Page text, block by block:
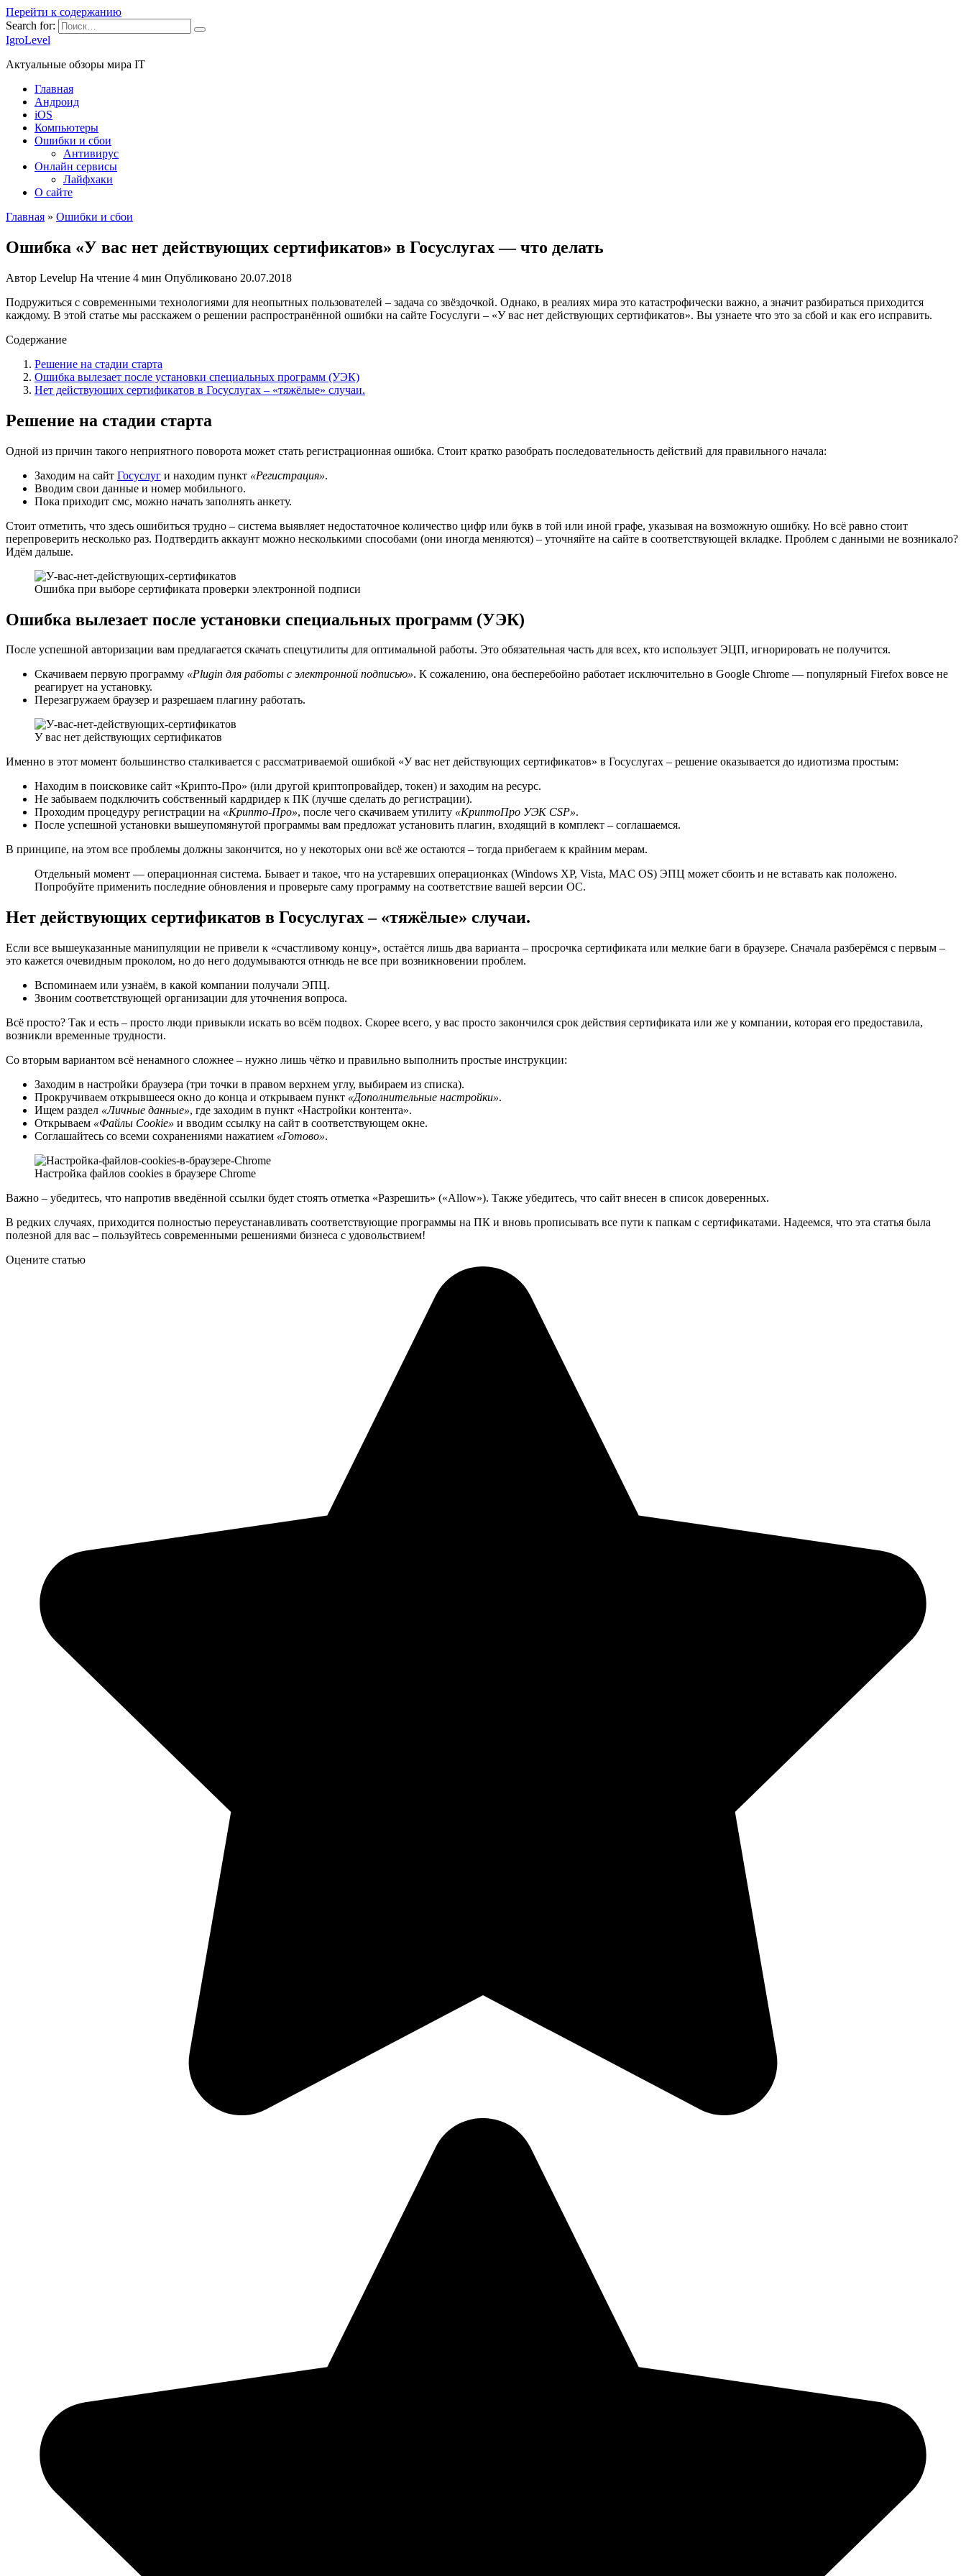
Перейти к содержанию
Search for:
IgroLevel
Актуальные обзоры мира IT
Главная
Андроид
iOS
Компьютеры
Ошибки и сбои
Антивирус
Онлайн сервисы
Лайфхаки
О сайте
Главная » Ошибки и сбои
Ошибка «У вас нет действующих сертификатов» в Госуслугах — что делать
Автор Levelup На чтение 4 мин Опубликовано 20.07.2018
Подружиться с современными технологиями для неопытных пользователей – задача со звёздочкой. Однако, в реалиях мира это катастрофически важно, а значит разбираться приходится
каждому. В этой статье мы расскажем о решении распространённой ошибки на сайте Госуслуги – «У вас нет действующих сертификатов». Вы узнаете что это за сбой и как его исправить.
Содержание
Решение на стадии старта
Ошибка вылезает после установки специальных программ (УЭК)
Нет действующих сертификатов в Госуслугах – «тяжёлые» случаи.
Решение на стадии старта
Одной из причин такого неприятного поворота может стать регистрационная ошибка. Стоит кратко разобрать последовательность действий для правильного начала:
Заходим на сайт Госуслуг и находим пункт «Регистрация».
Вводим свои данные и номер мобильного.
Пока приходит смс, можно начать заполнять анкету.
Стоит отметить, что здесь ошибиться трудно – система выявляет недостаточное количество цифр или букв в той или иной графе, указывая на возможную ошибку. Но всё равно стоит
перепроверить несколько раз. Подтвердить аккаунт можно несколькими способами (они иногда меняются) – уточняйте на сайте в соответствующей вкладке. Проблем с данными не возникало?
Идём дальше.
Ошибка при выборе сертификата проверки электронной подписи
Ошибка вылезает после установки специальных программ (УЭК)
После успешной авторизации вам предлагается скачать спецутилиты для оптимальной работы. Это обязательная часть для всех, кто использует ЭЦП, игнорировать не получится.
Скачиваем первую программу «Plugin для работы с электронной подписью». К сожалению, она бесперебойно работает исключительно в Google Chrome — популярный Firefox вовсе не
реагирует на установку.
Перезагружаем браузер и разрешаем плагину работать.
У вас нет действующих сертификатов
Именно в этот момент большинство сталкивается с рассматриваемой ошибкой «У вас нет действующих сертификатов» в Госуслугах – решение оказывается до идиотизма простым:
Находим в поисковике сайт «Крипто-Про» (или другой криптопровайдер, токен) и заходим на ресурс.
Не забываем подключить собственный кардридер к ПК (лучше сделать до регистрации).
Проходим процедуру регистрации на «Крипто-Про», после чего скачиваем утилиту «КриптоПро УЭК CSP».
После успешной установки вышеупомянутой программы вам предложат установить плагин, входящий в комплект – соглашаемся.
В принципе, на этом все проблемы должны закончится, но у некоторых они всё же остаются – тогда прибегаем к крайним мерам.
Отдельный момент — операционная система. Бывает и такое, что на устаревших операционках (Windows XP, Vista, MAC OS) ЭПЦ может сбоить и не вставать как положено.
Попробуйте применить последние обновления и проверьте саму программу на соответствие вашей версии ОС.
Нет действующих сертификатов в Госуслугах – «тяжёлые» случаи.
Если все вышеуказанные манипуляции не привели к «счастливому концу», остаётся лишь два варианта – просрочка сертификата или мелкие баги в браузере. Сначала разберёмся с первым –
это кажется очевидным проколом, но до него додумываются отнюдь не все при возникновении проблем.
Вспоминаем или узнаём, в какой компании получали ЭПЦ.
Звоним соответствующей организации для уточнения вопроса.
Всё просто? Так и есть – просто люди привыкли искать во всём подвох. Скорее всего, у вас просто закончился срок действия сертификата или же у компании, которая его предоставила,
возникли временные трудности.
Со вторым вариантом всё ненамного сложнее – нужно лишь чётко и правильно выполнить простые инструкции:
Заходим в настройки браузера (три точки в правом верхнем углу, выбираем из списка).
Прокручиваем открывшееся окно до конца и открываем пункт «Дополнительные настройки».
Ищем раздел «Личные данные», где заходим в пункт «Настройки контента».
Открываем «Файлы Cookie» и вводим ссылку на сайт в соответствующем окне.
Соглашайтесь со всеми сохранениями нажатием «Готово».
Настройка файлов cookies в браузере Chrome
Важно – убедитесь, что напротив введённой ссылки будет стоять отметка «Разрешить» («Allow»). Также убедитесь, что сайт внесен в список доверенных.
В редких случаях, приходится полностью переустанавливать соответствующие программы на ПК и вновь прописывать все пути к папкам с сертификатами. Надеемся, что эта статья была
полезной для вас – пользуйтесь современными решениями бизнеса с удовольствием!
Оцените статью